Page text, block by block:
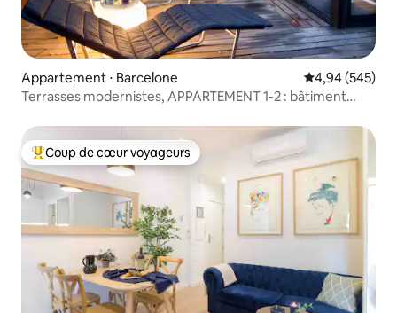
Appartement ⋅ Barcelone Évaluation
4,94 (545)
Terrasses modernistes, APPARTEMENT 1-2 : bâtiment
Coups de cœur voyageurs les plus appréciés
Coup de cœur voyageurs